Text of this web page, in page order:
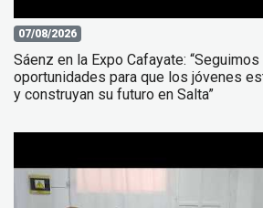
07/08/2026
Sáenz en la Expo Cafayate:
oportunidades para que los jóvenes
y construyan su futuro en Salta”